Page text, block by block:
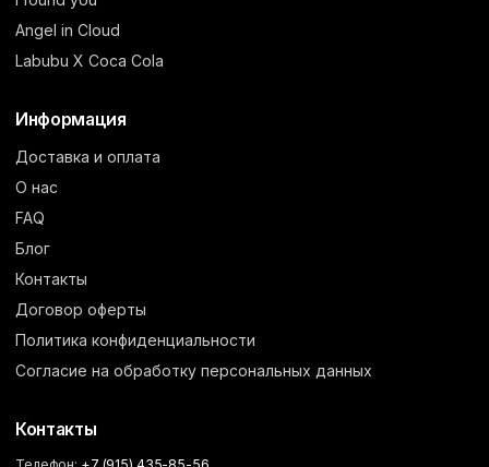
Angel in Cloud
Labubu X Coca Cola
Информация
Доставка и оплата
О нас
FAQ
Блог
Контакты
Договор оферты
Политика конфиденциальности
Согласие на обработку персональных данных
Контакты